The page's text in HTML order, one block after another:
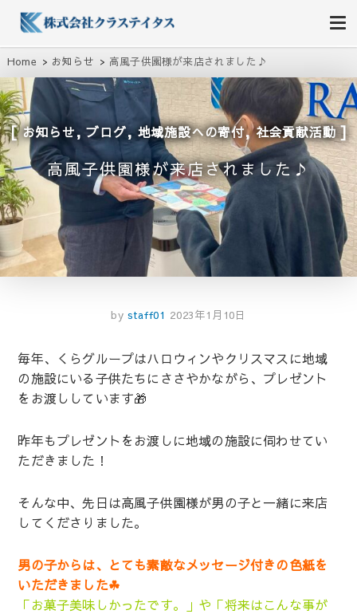
株式会社クラステイタス
地域のコミュニティーを大切にする企業
Home お知らせ 高風子供園様が来店されました♪
お知らせ,ブログ,地域施設への寄付,社会貢献活動
高風子供園様が来店されました♪
by staff01 2023年1月10日
毎年、くらグループはハロウィンやクリスマスに地域
の施設にいる子供たちにささやかながら、プレゼント
をお渡ししています🎁
昨年もプレゼントをお渡しに地域の施設に伺わせてい
ただきました！
そんな中、先日は高風子供園様が男の子と一緒に来店
してくださりました。
男の子からは、とても素敵なメッセージ付きの色紙を
いただきました☘
「お菓子美味しかったです。」や「将来はこんな事が